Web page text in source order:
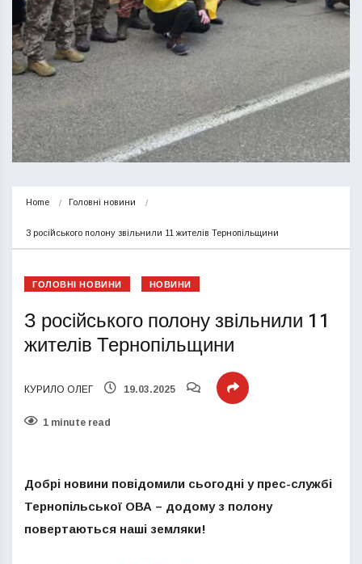
Home Головні новини
З російського полону звільнили 11 жителів Тернопільщини
ГОЛОВНІ НОВИНИ НОВИНИ
З російського полону звільнили 11
жителів Тернопільщини
КУРИЛО ОЛЕГ 19.03.2025
1 minute read
Добрі новини повідомили сьогодні у прес-службі
Тернопільської ОВА – додому з полону
повертаються наші земляки!